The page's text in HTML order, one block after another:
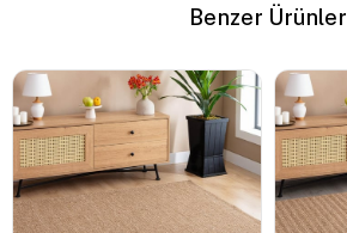
2 Mart 2026Benzer Ürünler